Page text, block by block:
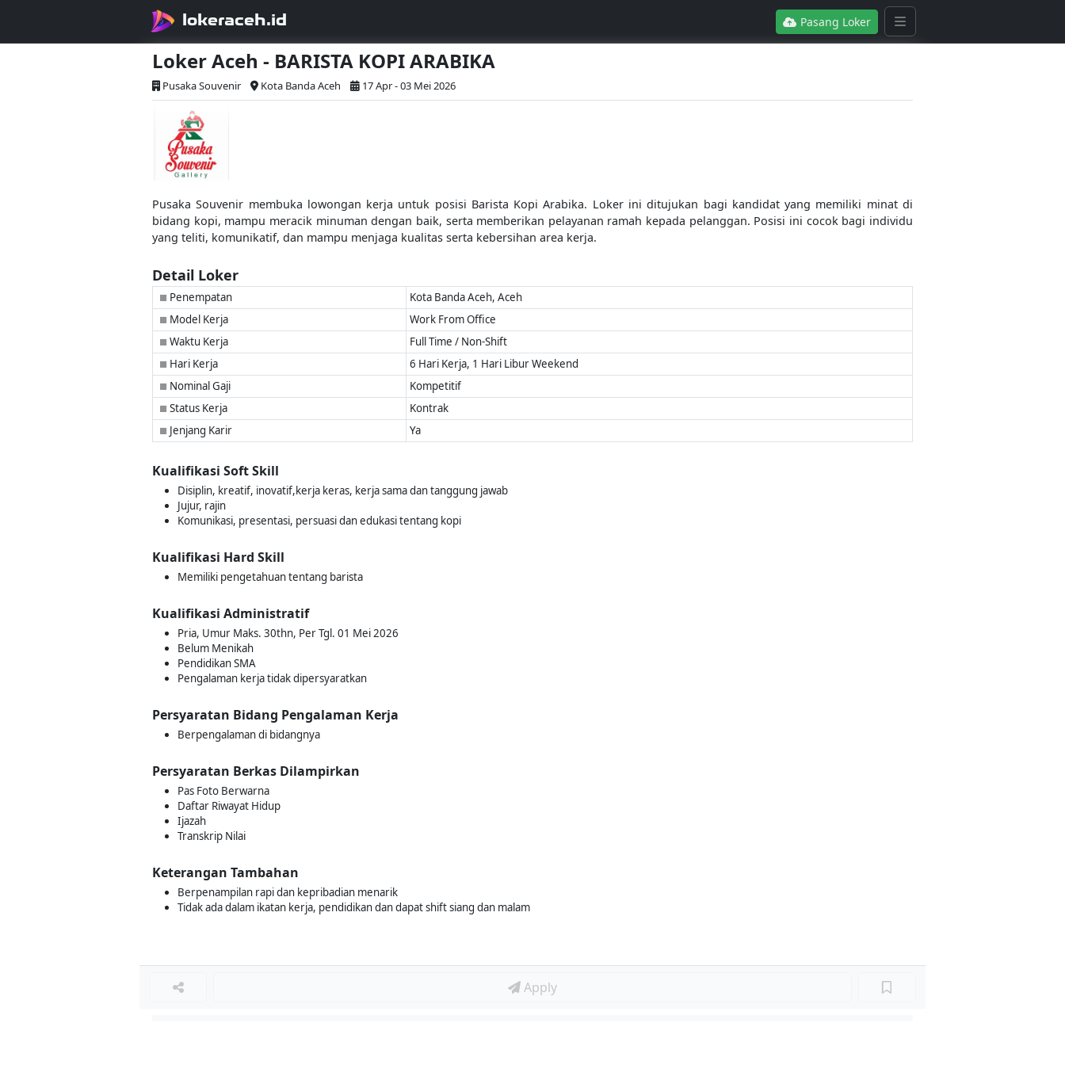
lokeraceh.id Pasang Loker
Loker Aceh - BARISTA KOPI ARABIKA
Pusaka Souvenir Kota Banda Aceh 17 Apr - 03 Mei 2026
Pusaka Souvenir membuka lowongan kerja untuk posisi Barista Kopi Arabika. Loker ini ditujukan bagi kandidat yang memiliki minat di
bidang kopi, mampu meracik minuman dengan baik, serta memberikan pelayanan ramah kepada pelanggan. Posisi ini cocok bagi individu
yang teliti, komunikatif, dan mampu menjaga kualitas serta kebersihan area kerja.
Detail Loker
■ Penempatan Kota Banda Aceh, Aceh
■ Model Kerja Work From Office
■ Waktu Kerja Full Time / Non-Shift
■ Hari Kerja 6 Hari Kerja, 1 Hari Libur Weekend
■ Nominal Gaji Kompetitif
■ Status Kerja Kontrak
■ Jenjang Karir Ya
Kualifikasi Soft Skill
Disiplin, kreatif, inovatif,kerja keras, kerja sama dan tanggung jawab
Jujur, rajin
Komunikasi, presentasi, persuasi dan edukasi tentang kopi
Kualifikasi Hard Skill
Memiliki pengetahuan tentang barista
Kualifikasi Administratif
Pria, Umur Maks. 30thn, Per Tgl. 01 Mei 2026
Belum Menikah
Pendidikan SMA
Pengalaman kerja tidak dipersyaratkan
Persyaratan Bidang Pengalaman Kerja
Berpengalaman di bidangnya
Persyaratan Berkas Dilampirkan
Pas Foto Berwarna
Daftar Riwayat Hidup
Ijazah
Transkrip Nilai
Keterangan Tambahan
Berpenampilan rapi dan kepribadian menarik
Tidak ada dalam ikatan kerja, pendidikan dan dapat shift siang dan malam
Apply